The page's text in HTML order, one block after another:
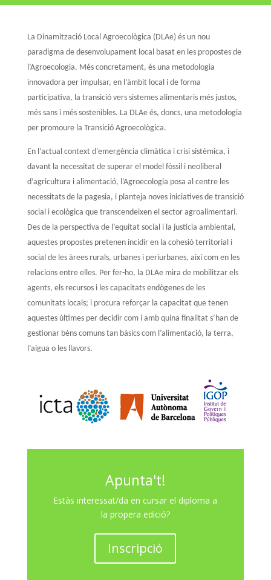
La Dinamització Local Agroecològica (DLAe) és un nou
paradigma de desenvolupament local basat en les propostes de
l’Agroecologia. Més concretament, és una metodologia
innovadora per impulsar, en l’àmbit local i de forma
participativa, la transició vers sistemes alimentaris més justos,
més sans i més sostenibles. La DLAe és, doncs, una metodologia
per promoure la Transició Agroecològica.
En l’actual context d’emergència climàtica i crisi sistèmica, i
davant la necessitat de superar el model fòssil i neoliberal
d’agricultura i alimentació, l’Agroecologia posa al centre les
necessitats de la pagesia, i planteja noves iniciatives de transició
social i ecològica que transcendeixen el sector agroalimentari.
Des de la perspectiva de l’equitat social i la justícia ambiental,
aquestes propostes pretenen incidir en la cohesió territorial i
social de les àrees rurals, urbanes i periurbanes, així com en les
relacions entre elles. Per fer-ho, la DLAe mira demobilitzar els
agents, els recursos i les capacitats endògenes de les
comunitats locals; i procura reforçar la capacitat que tenen
aquestes últimes per decidir com i amb quina finalitat s’han de
gestionar béns comuns tan bàsics com l’alimentació, la terra,
l’aigua o les llavors.
Apunta't!
Estàs interessat/da en cursar el diploma a
la propera edició?
Inscripció